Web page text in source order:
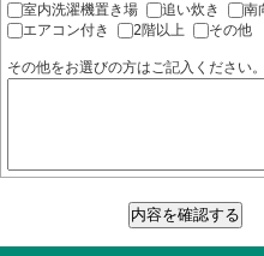
室内洗濯機置き場
追い炊き
南
エアコン付き
2階以上 その他
その他をお選びの方はご記入ください